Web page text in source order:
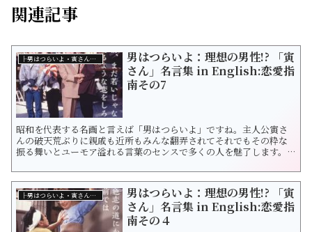
関連記事
├男はつらいよ・寅さんから学ぶこと
男はつらいよ：理想の男性!? 「寅
さん」名言集 in English:恋愛指
南その7
昭和を代表する名画と言えば「男はつらいよ」ですね。主人公寅さ
んの破天荒ぶりに親戚も近所もみんな翻弄されてそれでもその粋な
振る舞いとユーモア溢れる言葉のセンスで多くの人を魅了します。
に言えば「It is hard to live as a guy.」ですね。右も見ても左を見
てもな...
├男はつらいよ・寅さんから学ぶこと
男はつらいよ：理想の男性!? 「寅
さん」名言集 in English:恋愛指
南その４